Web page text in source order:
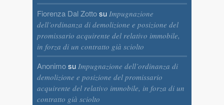
Fiorenza Dal Zottosu Impugnazione
dell’ordinanza di demolizione e posizione del
promissario acquirente del relativo immobile,
in forza di un contratto già sciolto
Anonimosu Impugnazione dell’ordinanza di
demolizione e posizione del promissario
acquirente del relativo immobile, in forza di un
contratto già sciolto